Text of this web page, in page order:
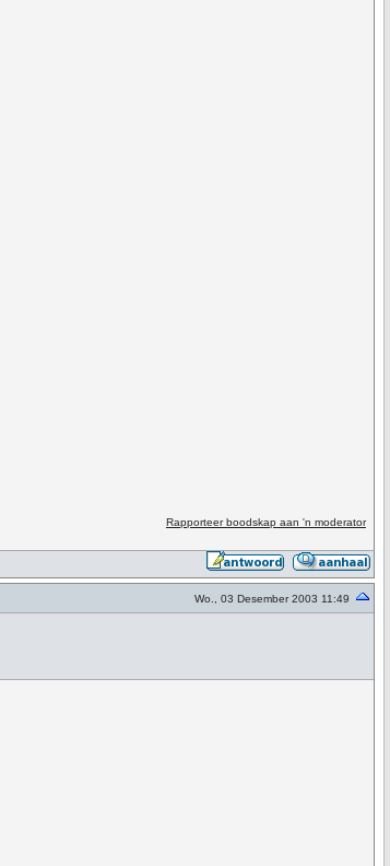
Rapporteer boodskap aan 'n moderator
Wo., 03 Desember 2003 11:49